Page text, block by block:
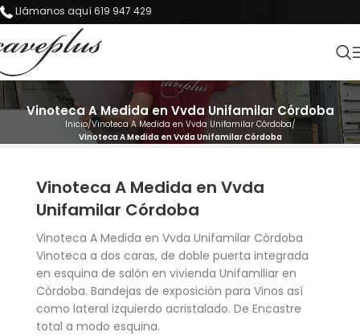
Llámanos aquí 619 947 429
Vinoteca A Medida en Vvda Unifamilar Córdoba
Inicio Vinoteca A Medida en Vvda Unifamilar Córdoba
Vinoteca A Medida en Vvda Unifamilar Córdoba
Vinoteca A Medida en Vvda
Unifamilar Córdoba
Vinoteca A Medida en Vvda Unifamilar Córdoba
Vinoteca a dos caras, de doble puerta integrada
en esquina de salón en vivienda Unifamiliar en
Córdoba. Bandejas de exposición para Vinos así
como lateral izquierdo acristalado. De Encastre
total a modo esquina.